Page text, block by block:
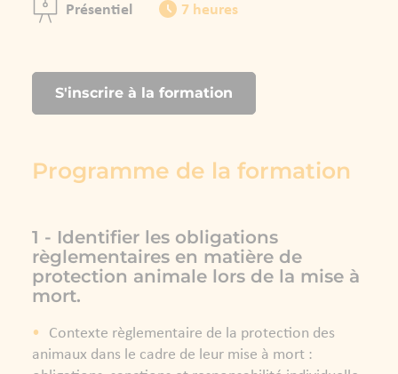
Présentiel 7 heures
S'inscrire à la formation
Programme de la formation
1 - Identifier les obligations
règlementaires en matière de
protection animale lors de la mise à
mort.
Contexte règlementaire de la protection des
animaux dans le cadre de leur mise à mort :